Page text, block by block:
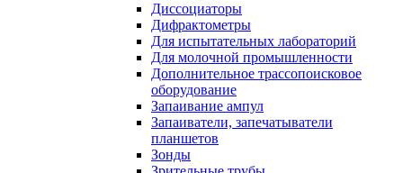
Диссоциаторы
Дифрактометры
Для испытательных лабораторий
Для молочной промышленности
Дополнительное трассопоисковое
оборудование
Запаивание ампул
Запаиватели, запечатыватели
планшетов
Зонды